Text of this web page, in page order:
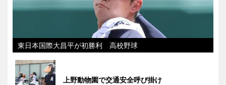
東日本国際大昌平が初勝利 高校野球
上野動物園で交通安全呼び掛け